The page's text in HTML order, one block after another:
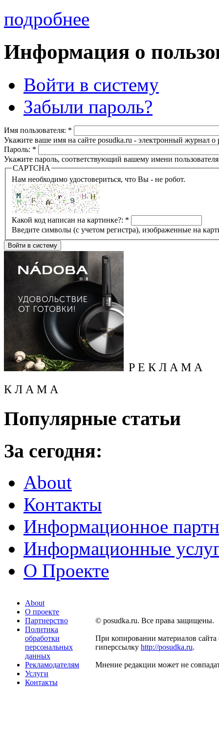
подробнее
Информация о
Войти в систему
Забыли пароль?
Имя пользователя: *
Укажите ваше имя на сайте posudka.ru - электронный журнал
Пароль: *
Укажите пароль, соответствующий вашему имени
CAPTCHA
Нам необходимо удостовериться, что Вы - не робот.
Какой код написан на картинке?: *
Введите символы (с учетом регистра), изображенные на
Р Е К Л А М А
К Л А М А
Популярные статьи
За сегодня:
About
Контакты
Информационное
Информационные
О Проекте
About
О проекте
Партнерство
Политика
обработки
персональных
данных
Рекламодателям
Услуги
Контакты
© posudka.ru. Все права защищены.
При копировании материалов сайта
гиперссылку http://posudka.ru.
Мнение редакции может не